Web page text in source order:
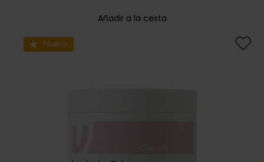
Añadir a la cesta
Nuevo